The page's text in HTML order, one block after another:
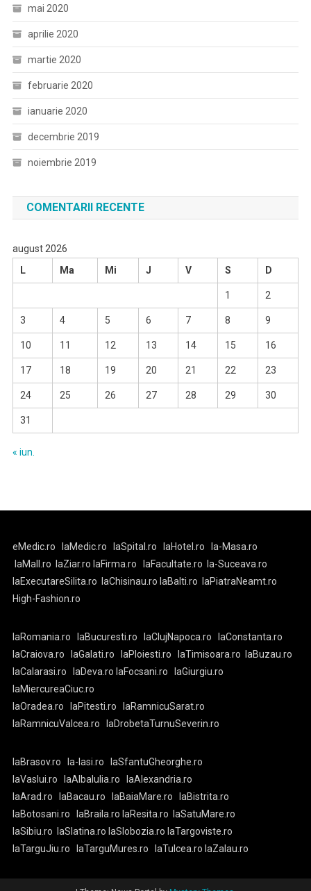
mai 2020
aprilie 2020
martie 2020
februarie 2020
ianuarie 2020
decembrie 2019
noiembrie 2019
COMENTARII RECENTE
august 2026
L
Ma Mi J V S D
1 2
3 4 5 6 7 8 9
10 11 12 13 14 15 16
17 18 19 20 21 22 23
24 25 26 27 28 29 30
31
« iun.
eMedic.ro laMedic.ro laSpital.ro laHotel.ro
la-Masa.ro
laMall.ro
laZiar.ro laFirma.ro laFacultate.ro
la-Suceava.ro
laExecutareSilita.ro
laChisinau.ro laBalti.ro
laPiatraNeamt.ro
High-Fashion.ro
laRomania.ro laBucuresti.ro laClujNapoca.ro
laConstanta.ro
laCraiova.ro
laGalati.ro laPloiesti.ro laTimisoara.ro
laBuzau.ro
laCalarasi.ro
laDeva.ro laFocsani.ro
laGiurgiu.ro
laMiercureaCiuc.ro
laOradea.ro
laPitesti.ro
laRamnicuSarat.ro
laRamnicuValcea.ro
laDrobetaTurnuSeverin.ro
laBrasov.ro la-Iasi.ro
laSfantuGheorghe.ro
laVaslui.ro
laAlbaIulia.ro
laAlexandria.ro
laArad.ro
laBacau.ro laBaiaMare.ro
laBistrita.ro
laBotosani.ro
laBraila.ro laResita.ro
laSatuMare.ro
laSibiu.ro
laSlatina.ro laSlobozia.ro laTargoviste.ro
laTarguJiu.ro
laTarguMures.ro laTulcea.ro laZalau.ro